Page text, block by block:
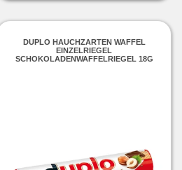
DUPLO HAUCHZARTEN WAFFEL
EINZELRIEGEL
SCHOKOLADENWAFFELRIEGEL 18G